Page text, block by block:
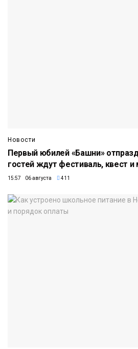
Новости
Первый юбилей «Башни»
гостей ждут фестиваль, квест и
15:57 06 августа 411